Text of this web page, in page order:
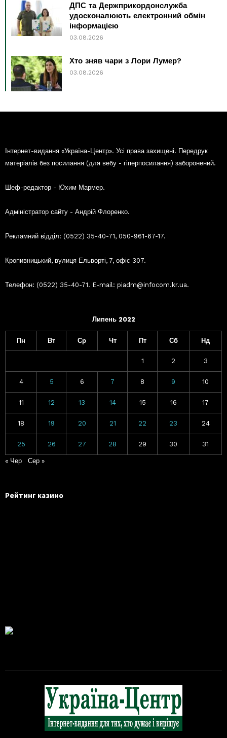
ДПС та Держприкордонслужба
удосконалюють електронний обмін
інформацією
03.08.2026
Хто зняв чари з Лори Лумер?
03.08.2026
Інтернет-видання «Україна-Центр». Усі права захищені. Передрук
матеріалів без посилання (для вебу - гіперпосилання) заборонений.
Шеф-редактор - Юхим Мармер.
Адміністратор сайту - Андрій Флоренко.
Рекламний відділ: (0522) 35-40-71, 050-961-67-17.
Кропивницький, вулиця Ельворті, 7, офіс 307.
Телефон: (0522) 35-40-71. E-mail: piadm@infocom.kr.ua.
Липень 2022
Пн Вт Ср Чт Пт Сб Нд
1 2 3
4 5 6 7 8 9 10
11 12 13 14 15 16 17
18 19 20 21 22 23 24
25 26 27 28 29 30 31
« Чер Сер »
Рейтинг казино